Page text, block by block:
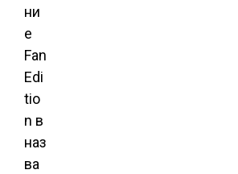
ни
е
Fan
Edi
tio
n в
наз
ва